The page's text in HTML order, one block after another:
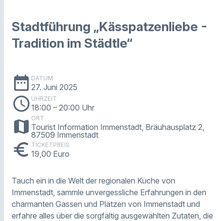
Stadtführung „Kässpatzenliebe -
Tradition im Städtle“
date_range DATUM
27. Juni 2025
schedule UHRZEIT
18:00 – 20:00 Uhr
map ORT
Tourist Information Immenstadt, Bräuhausplatz 2,
87509 Immenstadt
euro TICKETPREIS
19,00 Euro
Tauch ein in die Welt der regionalen Küche von
Immenstadt, sammle unvergessliche Erfahrungen in den
charmanten Gassen und Plätzen von Immenstadt und
erfahre alles über die sorgfältig ausgewählten Zutaten, die